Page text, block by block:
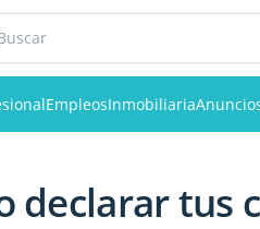
EmpleosInmobiliaria
declarar tus